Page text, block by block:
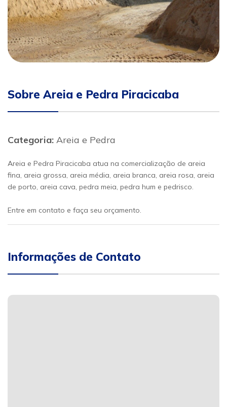
Sobre Areia e Pedra Piracicaba
Categoria: Areia e Pedra
Areia e Pedra Piracicaba atua na comercialização de areia
fina, areia grossa, areia média, areia branca, areia rosa, areia
de porto, areia cava, pedra meia, pedra hum e pedrisco.
Entre em contato e faça seu orçamento.
Informações de Contato